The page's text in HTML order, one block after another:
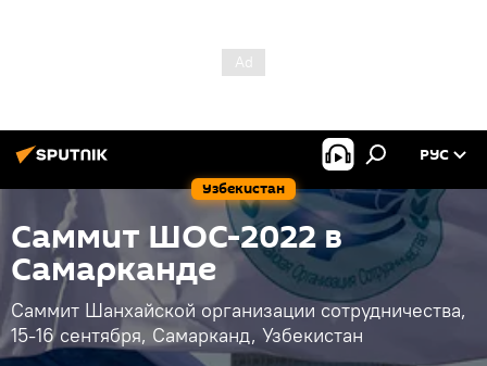
Узбекистан
РУС
Саммит ШОС-2022 в
Самарканде
Саммит Шанхайской организации сотрудничества,
15-16 сентября, Самарканд, Узбекистан